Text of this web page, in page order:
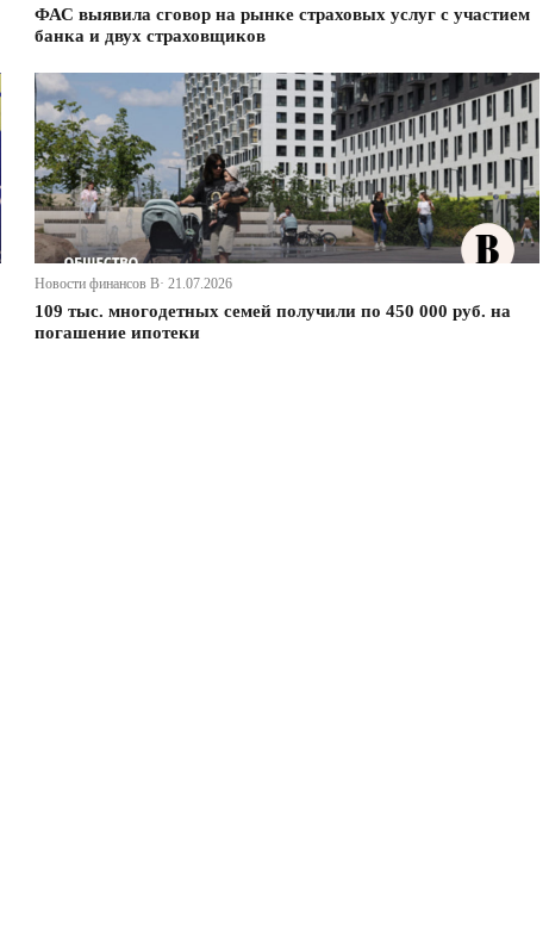
ФАС выявила сговор на рынке страховых услуг с участием
банка и двух страховщиков
Новости финансов В· 21.07.2026
109 тыс. многодетных семей получили по 450 000 руб. на
погашение ипотеки